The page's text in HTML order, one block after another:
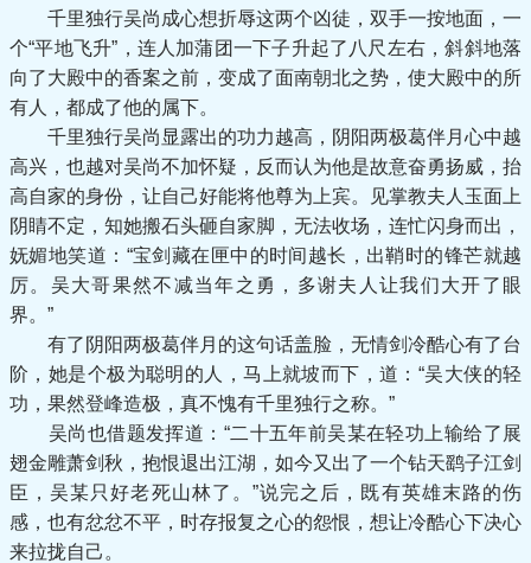
千里独行吴尚成心想折辱这两个凶徒，双手一按地面，一
个“平地飞升”，连人加蒲团一下子升起了八尺左右，斜斜地落
向了大殿中的香案之前，变成了面南朝北之势，使大殿中的所
有人，都成了他的属下。
千里独行吴尚显露出的功力越高，阴阳两极葛伴月心中越
高兴，也越对吴尚不加怀疑，反而认为他是故意奋勇扬威，抬
高自家的身份，让自己好能将他尊为上宾。见掌教夫人玉面上
阴睛不定，知她搬石头砸自家脚，无法收场，连忙闪身而出，
妩媚地笑道：“宝剑藏在匣中的时间越长，出鞘时的锋芒就越
厉。吴大哥果然不减当年之勇，多谢夫人让我们大开了眼
界。”
有了阴阳两极葛伴月的这句话盖脸，无情剑冷酷心有了台
阶，她是个极为聪明的人，马上就坡而下，道：“吴大侠的轻
功，果然登峰造极，真不愧有千里独行之称。”
吴尚也借题发挥道：“二十五年前吴某在轻功上输给了展
翅金雕萧剑秋，抱恨退出江湖，如今又出了一个钻天鹞子江剑
臣，吴某只好老死山林了。”说完之后，既有英雄末路的伤
感，也有忿忿不平，时存报复之心的怨恨，想让冷酷心下决心
来拉拢自己。